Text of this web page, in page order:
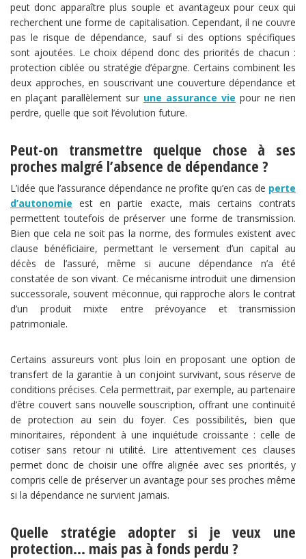
peut donc apparaître plus souple et avantageux pour ceux qui
recherchent une forme de capitalisation. Cependant, il ne couvre
pas le risque de dépendance, sauf si des options spécifiques
sont ajoutées. Le choix dépend donc des priorités de chacun :
protection ciblée ou stratégie d’épargne. Certains combinent les
deux approches, en souscrivant une couverture dépendance et
en plaçant parallèlement sur une assurance vie pour ne rien
perdre, quelle que soit l’évolution future.
Peut-on transmettre quelque chose à ses
proches malgré l’absence de dépendance ?
L’idée que l’assurance dépendance ne profite qu’en cas de perte
d’autonomie est en partie exacte, mais certains contrats
permettent toutefois de préserver une forme de transmission.
Bien que cela ne soit pas la norme, des formules existent avec
clause bénéficiaire, permettant le versement d’un capital au
décès de l’assuré, même si aucune dépendance n’a été
constatée de son vivant. Ce mécanisme introduit une dimension
successorale, souvent méconnue, qui rapproche alors le contrat
d’un produit mixte entre prévoyance et transmission
patrimoniale.
Certains assureurs vont plus loin en proposant une option de
transfert de la garantie à un conjoint survivant, sous réserve de
conditions précises. Cela permettrait, par exemple, au partenaire
d’être couvert sans nouvelle souscription, offrant une continuité
de protection au sein du foyer. Ces possibilités, bien que
minoritaires, répondent à une inquiétude croissante : celle de
cotiser sans retour ni utilité. Lire attentivement ces clauses
permet donc de choisir une offre alignée avec ses priorités, y
compris celle de préserver un avantage pour ses proches même
si la dépendance ne survient jamais.
Quelle stratégie adopter si je veux une
protection… mais pas à fonds perdu ?